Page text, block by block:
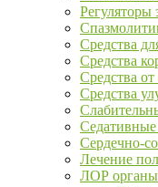
Регуляторы
Средства
Средства
Средства
Средства
Сердечно-
Лечение
ЛОР органы